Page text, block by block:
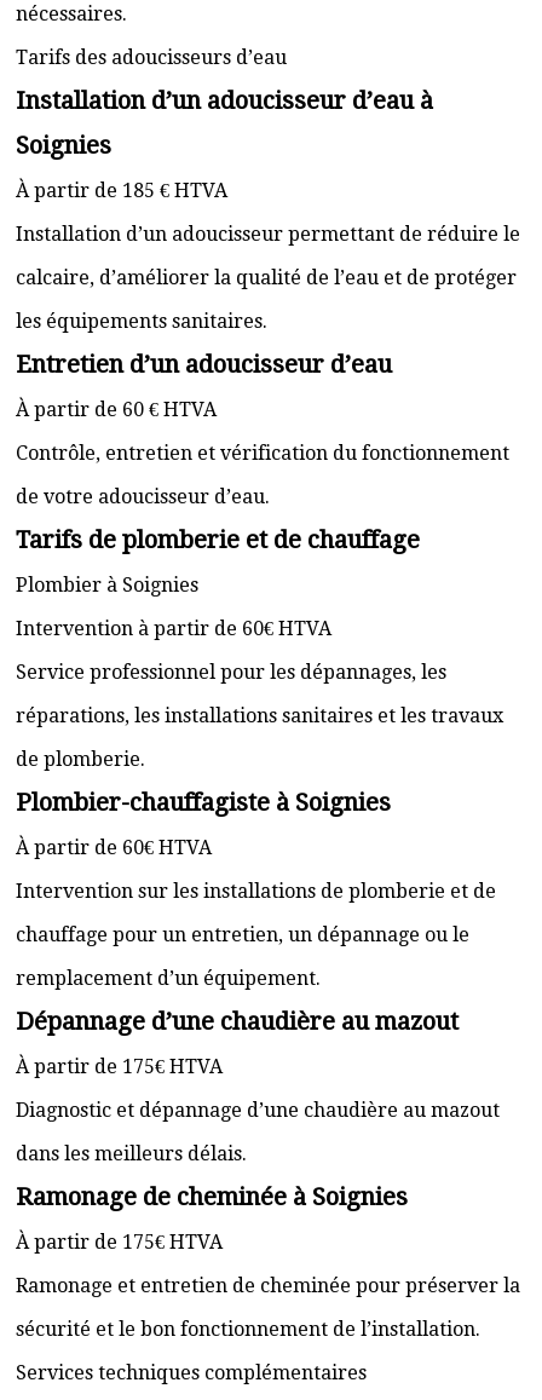
nécessaires.
Tarifs des adoucisseurs d’eau
Installation d’un adoucisseur d’eau à
Soignies
À partir de 185 € HTVA
Installation d’un adoucisseur permettant de réduire le
calcaire, d’améliorer la qualité de l’eau et de protéger
les équipements sanitaires.
Entretien d’un adoucisseur d’eau
À partir de 60 € HTVA
Contrôle, entretien et vérification du fonctionnement
de votre adoucisseur d’eau.
Tarifs de plomberie et de chauffage
Plombier à Soignies
Intervention à partir de 60€ HTVA
Service professionnel pour les dépannages, les
réparations, les installations sanitaires et les travaux
de plomberie.
Plombier-chauffagiste à Soignies
À partir de 60€ HTVA
Intervention sur les installations de plomberie et de
chauffage pour un entretien, un dépannage ou le
remplacement d’un équipement.
Dépannage d’une chaudière au mazout
À partir de 175€ HTVA
Diagnostic et dépannage d’une chaudière au mazout
dans les meilleurs délais.
Ramonage de cheminée à Soignies
À partir de 175€ HTVA
Ramonage et entretien de cheminée pour préserver la
sécurité et le bon fonctionnement de l’installation.
Services techniques complémentaires